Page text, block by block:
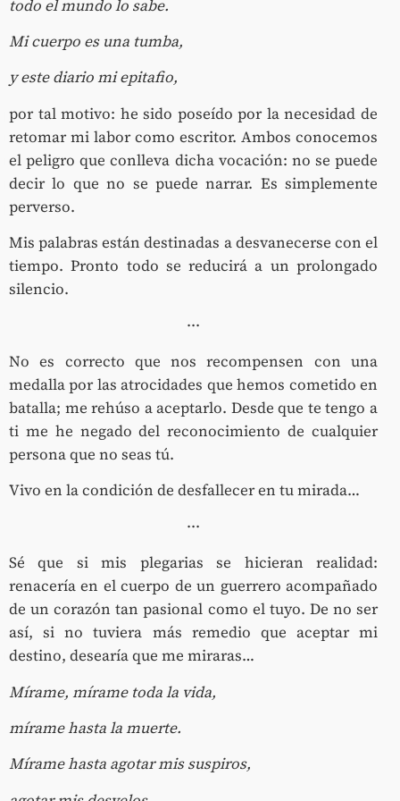
todo el mundo lo sabe.
Mi cuerpo es una tumba,
y este diario mi epitafio,
por tal motivo: he sido poseído por la necesidad de
retomar mi labor como escritor. Ambos conocemos
el peligro que conlleva dicha vocación: no se puede
decir lo que no se puede narrar. Es simplemente
perverso.
Mis palabras están destinadas a desvanecerse con el
tiempo. Pronto todo se reducirá a un prolongado
silencio.
···
No es correcto que nos recompensen con una
medalla por las atrocidades que hemos cometido en
batalla; me rehúso a aceptarlo. Desde que te tengo a
ti me he negado del reconocimiento de cualquier
persona que no seas tú.
Vivo en la condición de desfallecer en tu mirada…
···
Sé que si mis plegarias se hicieran realidad:
renacería en el cuerpo de un guerrero acompañado
de un corazón tan pasional como el tuyo. De no ser
así, si no tuviera más remedio que aceptar mi
destino, desearía que me miraras…
Mírame, mírame toda la vida,
mírame hasta la muerte.
Mírame hasta agotar mis suspiros,